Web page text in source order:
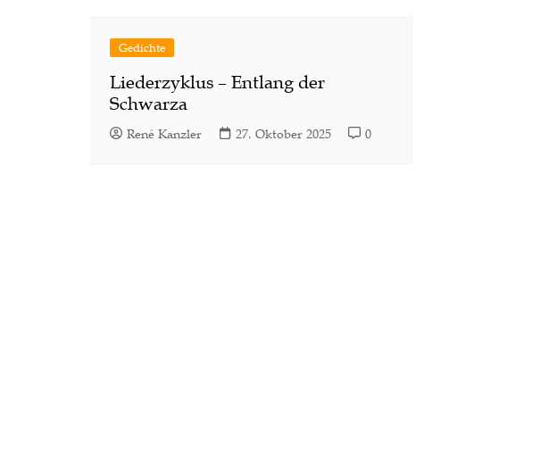
Gedichte
Liederzyklus – Entlang der
Schwarza
René Kanzler 27. Oktober 2025 0